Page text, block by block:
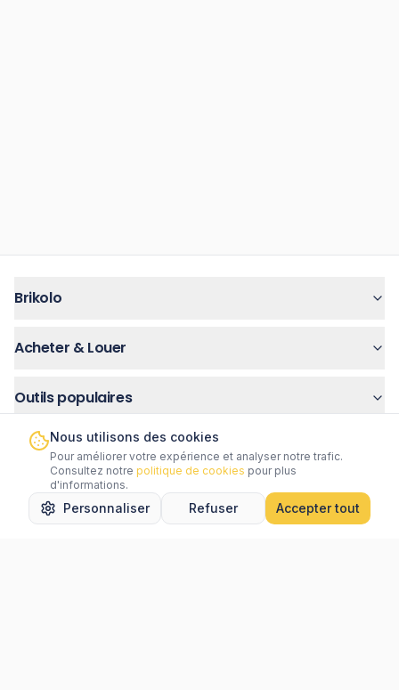
Brikolo
Acheter & Louer
Outils populaires
Services
Aide
Accueil Rechercher Favoris Messages Menu
Nous utilisons des cookies
Pour améliorer votre expérience et analyser notre trafic.
Consultez notre politique de cookies pour plus
d'informations.
Personnaliser Refuser Accepter tout